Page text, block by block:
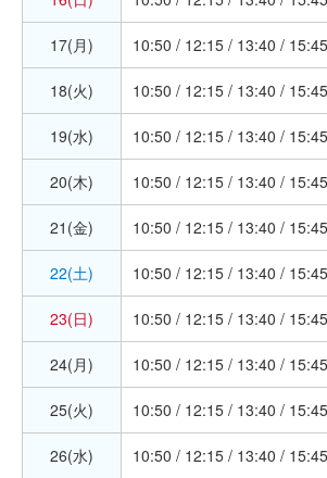
17(月) 10:50 / 12:15 / 13:40 /
18(火) 10:50 / 12:15 / 13:40 /
19(水) 10:50 / 12:15 / 13:40 /
20(木) 10:50 / 12:15 / 13:40 /
21(金) 10:50 / 12:15 / 13:40 /
22(土) 10:50 / 12:15 / 13:40 /
23(日) 10:50 / 12:15 / 13:40 /
24(月) 10:50 / 12:15 / 13:40 /
25(火) 10:50 / 12:15 / 13:40 /
26(水) 10:50 / 12:15 / 13:40 /